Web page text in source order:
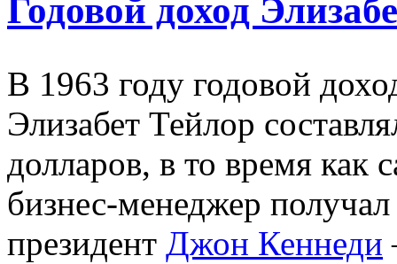
Годовой доход
В 1963 году годовой
Элизабет Тейлор
долларов, в то время как
бизнес-менеджер
президент Джон Кеннеди